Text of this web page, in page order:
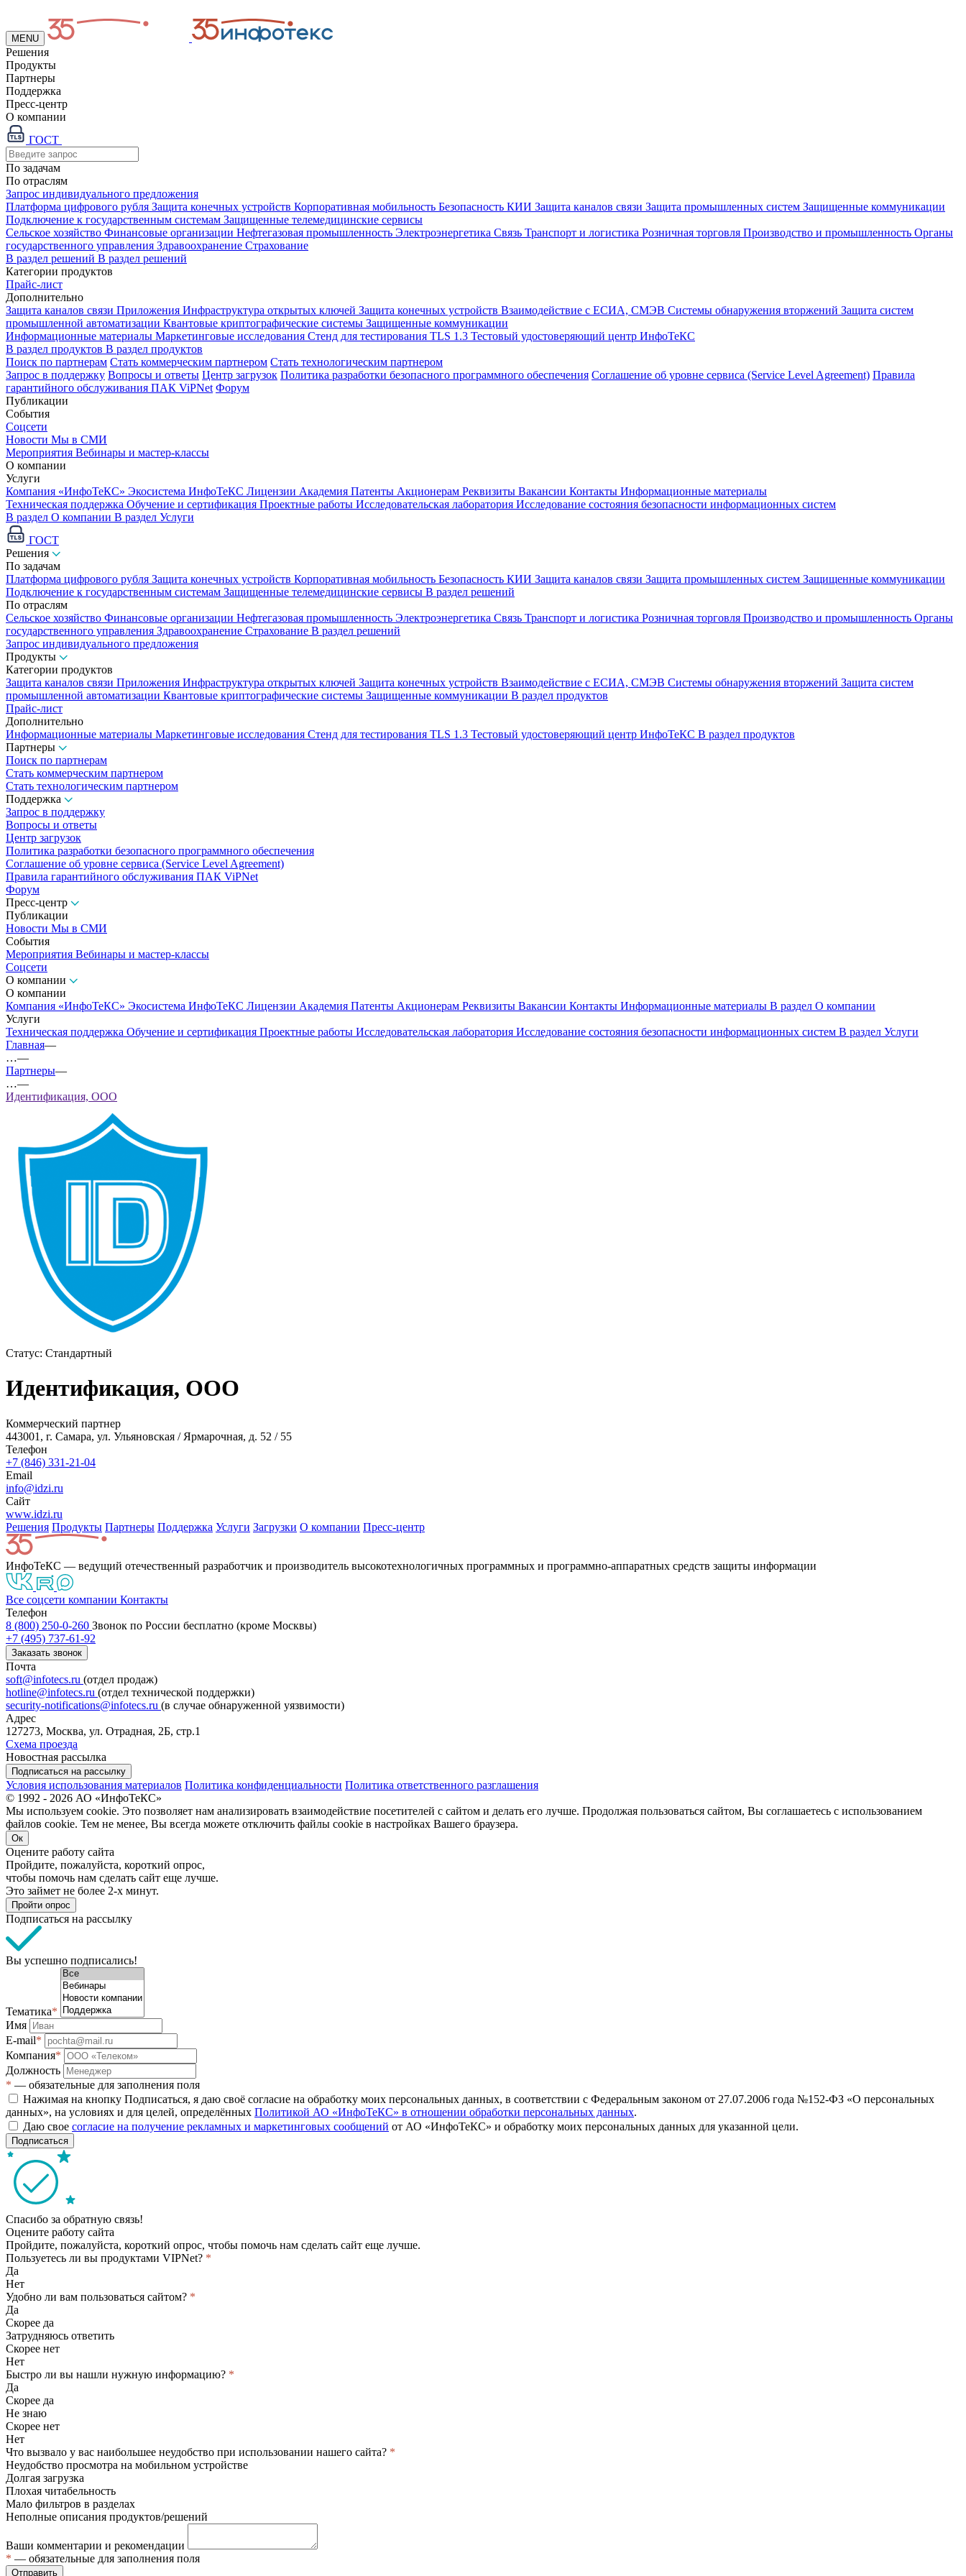
MENU
Решения
Продукты
Партнеры
Поддержка
Пресс-центр
О компании
ГОСТ
По задачам
По отраслям
Запрос индивидуального предложения
Платформа цифрового рубля Защита конечных устройств Корпоративная мобильность Безопасность КИИ Защита каналов связи Защита промышленных систем Защищенные коммуникации
Подключение к государственным системам Защищенные телемедицинские сервисы
Сельское хозяйство Финансовые организации Нефтегазовая промышленность Электроэнергетика Связь Транспорт и логистика Розничная торговля Производство и промышленность Органы
государственного управления Здравоохранение Страхование
В раздел решений В раздел решений
Категории продуктов
Прайс-лист
Дополнительно
Защита каналов связи Приложения Инфраструктура открытых ключей Защита конечных устройств Взаимодействие с ЕСИА, СМЭВ Системы обнаружения вторжений Защита систем
промышленной автоматизации Квантовые криптографические системы Защищенные коммуникации
Информационные материалы Маркетинговые исследования Стенд для тестирования TLS 1.3 Тестовый удостоверяющий центр ИнфоТеКС
В раздел продуктов В раздел продуктов
Поиск по партнерам Стать коммерческим партнером Стать технологическим партнером
Запрос в поддержку Вопросы и ответы Центр загрузок Политика разработки безопасного программного обеспечения Соглашение об уровне сервиса (Service Level Agreement) Правила
гарантийного обслуживания ПАК ViPNet Форум
Публикации
События
Соцсети
Новости Мы в СМИ
Мероприятия Вебинары и мастер-классы
О компании
Услуги
Компания «ИнфоТеКС» Экосистема ИнфоТеКС Лицензии Академия Патенты Акционерам Реквизиты Вакансии Контакты Информационные материалы
Техническая поддержка Обучение и сертификация Проектные работы Исследовательская лаборатория Исследование состояния безопасности информационных систем
В раздел О компании В раздел Услуги
ГОСТ
Решения
По задачам
Платформа цифрового рубля Защита конечных устройств Корпоративная мобильность Безопасность КИИ Защита каналов связи Защита промышленных систем Защищенные коммуникации
Подключение к государственным системам Защищенные телемедицинские сервисы В раздел решений
По отраслям
Сельское хозяйство Финансовые организации Нефтегазовая промышленность Электроэнергетика Связь Транспорт и логистика Розничная торговля Производство и промышленность Органы
государственного управления Здравоохранение Страхование В раздел решений
Запрос индивидуального предложения
Продукты
Категории продуктов
Защита каналов связи Приложения Инфраструктура открытых ключей Защита конечных устройств Взаимодействие с ЕСИА, СМЭВ Системы обнаружения вторжений Защита систем
промышленной автоматизации Квантовые криптографические системы Защищенные коммуникации В раздел продуктов
Прайс-лист
Дополнительно
Информационные материалы Маркетинговые исследования Стенд для тестирования TLS 1.3 Тестовый удостоверяющий центр ИнфоТеКС В раздел продуктов
Партнеры
Поиск по партнерам
Стать коммерческим партнером
Стать технологическим партнером
Поддержка
Запрос в поддержку
Вопросы и ответы
Центр загрузок
Политика разработки безопасного программного обеспечения
Соглашение об уровне сервиса (Service Level Agreement)
Правила гарантийного обслуживания ПАК ViPNet
Форум
Пресс-центр
Публикации
Новости Мы в СМИ
События
Мероприятия Вебинары и мастер-классы
Соцсети
О компании
О компании
Компания «ИнфоТеКС» Экосистема ИнфоТеКС Лицензии Академия Патенты Акционерам Реквизиты Вакансии Контакты Информационные материалы В раздел О компании
Услуги
Техническая поддержка Обучение и сертификация Проектные работы Исследовательская лаборатория Исследование состояния безопасности информационных систем В раздел Услуги
Главная—
…—
Партнеры—
…—
Идентификация, ООО
Статус: Стандартный
Идентификация, ООО
Коммерческий партнер
443001, г. Самара, ул. Ульяновская / Ярмарочная, д. 52 / 55
Телефон
+7 (846) 331-21-04
Email
info@idzi.ru
Сайт
www.idzi.ru
Решения Продукты Партнeры Поддержка Услуги Загрузки О компании Пресс-центр
ИнфоТеКС — ведущий отечественный разработчик и производитель высокотехнологичных программных и программно-аппаратных средств защиты информации
Все соцсети компании Контакты
Телефон
8 (800) 250-0-260 Звонок по России бесплатно (кроме Москвы)
+7 (495) 737-61-92
Заказать звонок
Почта
soft@infotecs.ru (отдел продаж)
hotline@infotecs.ru (отдел технической поддержки)
security-notifications@infotecs.ru (в случае обнаруженной уязвимости)
Адрес
127273, Москва, ул. Отрадная, 2Б, стр.1
Схема проезда
Новостная рассылка
Подписаться на рассылку
Условия использования материалов Политика конфиденциальности Политика ответственного разглашения
© 1992 - 2026 АО «ИнфоТеКС»
Мы используем cookie. Это позволяет нам анализировать взаимодействие посетителей с сайтом и делать его лучше. Продолжая пользоваться сайтом, Вы соглашаетесь с использованием
файлов cookie. Тем не менее, Вы всегда можете отключить файлы cookie в настройках Вашего браузера.
Ок
Оцените работу сайта
Пройдите, пожалуйста, короткий опрос,
чтобы помочь нам сделать сайт еще лучше.
Это займет не более 2-х минут.
Пройти опрос
Подписаться на рассылку
Вы успешно подписались!
Тематика*
Имя
E-mail*
Компания*
Должность
* — обязательные для заполнения поля
Нажимая на кнопку Подписаться, я даю своё согласие на обработку моих персональных данных, в соответствии с Федеральным законом от 27.07.2006 года №152-ФЗ «О персональных
данных», на условиях и для целей, определённых Политикой АО «ИнфоТеКС» в отношении обработки персональных данных.
Даю свое согласие на получение рекламных и маркетинговых сообщений от АО «ИнфоТеКС» и обработку моих персональных данных для указанной цели.
Подписаться
Спасибо за обратную связь!
Оцените работу сайта
Пройдите, пожалуйста, короткий опрос, чтобы помочь нам сделать сайт еще лучше.
Пользуетесь ли вы продуктами VIPNet? *
Да
Нет
Удобно ли вам пользоваться сайтом? *
Да
Скорее да
Затрудняюсь ответить
Скорее нет
Нет
Быстро ли вы нашли нужную информацию? *
Да
Скорее да
Не знаю
Скорее нет
Нет
Что вызвало у вас наибольшее неудобство при использовании нашего сайта? *
Неудобство просмотра на мобильном устройстве
Долгая загрузка
Плохая читабельность
Мало фильтров в разделах
Неполные описания продуктов/решений
Ваши комментарии и рекомендации
* — обязательные для заполнения поля
Отправить